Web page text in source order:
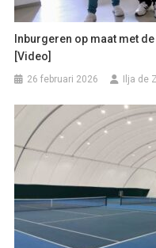
Inburgeren op maat met
[Video]
26 februari 2026 Ilja de